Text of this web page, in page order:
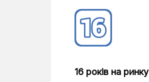
16 років на ринку